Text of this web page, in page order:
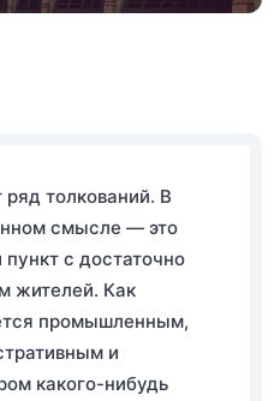
толкований. В
смысле — это
с достаточно
жителей. Как
промышленным,
и
какого-нибудь